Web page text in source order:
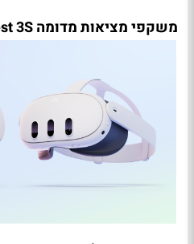
משקפי מציאות מדומה Quest 3S